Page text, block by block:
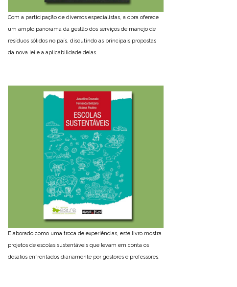
Com a participação de diversos especialistas, a obra oferece
um amplo panorama da gestão dos serviços de manejo de
resíduos sólidos no país, discutindo as principais propostas
da nova lei e a aplicabilidade delas.
Elaborado como uma troca de experiências, este livro mostra
projetos de escolas sustentáveis que levam em conta os
desafios enfrentados diariamente por gestores e professores.